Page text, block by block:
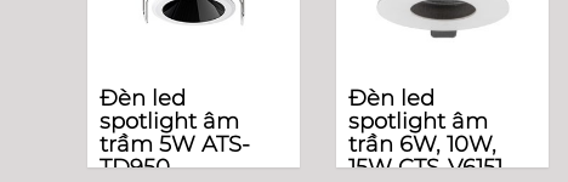
Đèn led
spotlight âm
trầm 5W ATS-
TD950
Đèn led
spotlight âm
trần 6W, 10W,
15W CTS-V6151